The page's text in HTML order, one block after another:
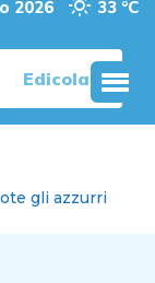
2026 33 °C
Edicola
gli azzurri